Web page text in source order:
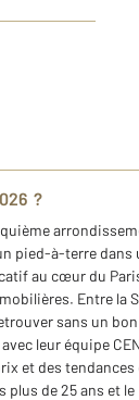
?
pied-à-terre dans
au cœur du
Entre la
sans un
leur équipe
et des tendances
plus de 25 ans et le